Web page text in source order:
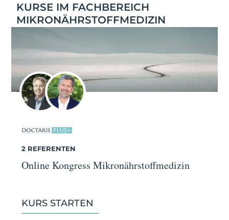
KURSE IM FACHBEREICH
MIKRONÄHRSTOFFMEDIZIN
2 REFERENTEN
Online Kongress Mikronährstoffmedizin
KURS STARTEN